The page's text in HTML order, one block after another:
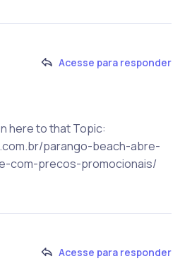
Acesse para responder
here to that Topic:
parango-beach-abre-
com-precos-promocionais/
Acesse para responder